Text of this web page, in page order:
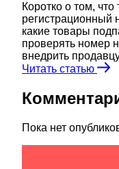
Коротко о том,
регистрационный
какие товары
проверять номер
внедрить
Читать статью
Пока нет